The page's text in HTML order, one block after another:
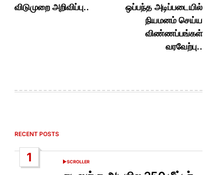
விடுமுறை அறிவிப்பு..
ஒப்பந்த அடிப்படையில்
நியமனம் செய்ய
விண்ணப்பங்கள்
வரவேற்பு..
RECENT POSTS
1
POSTED
SCROLLER